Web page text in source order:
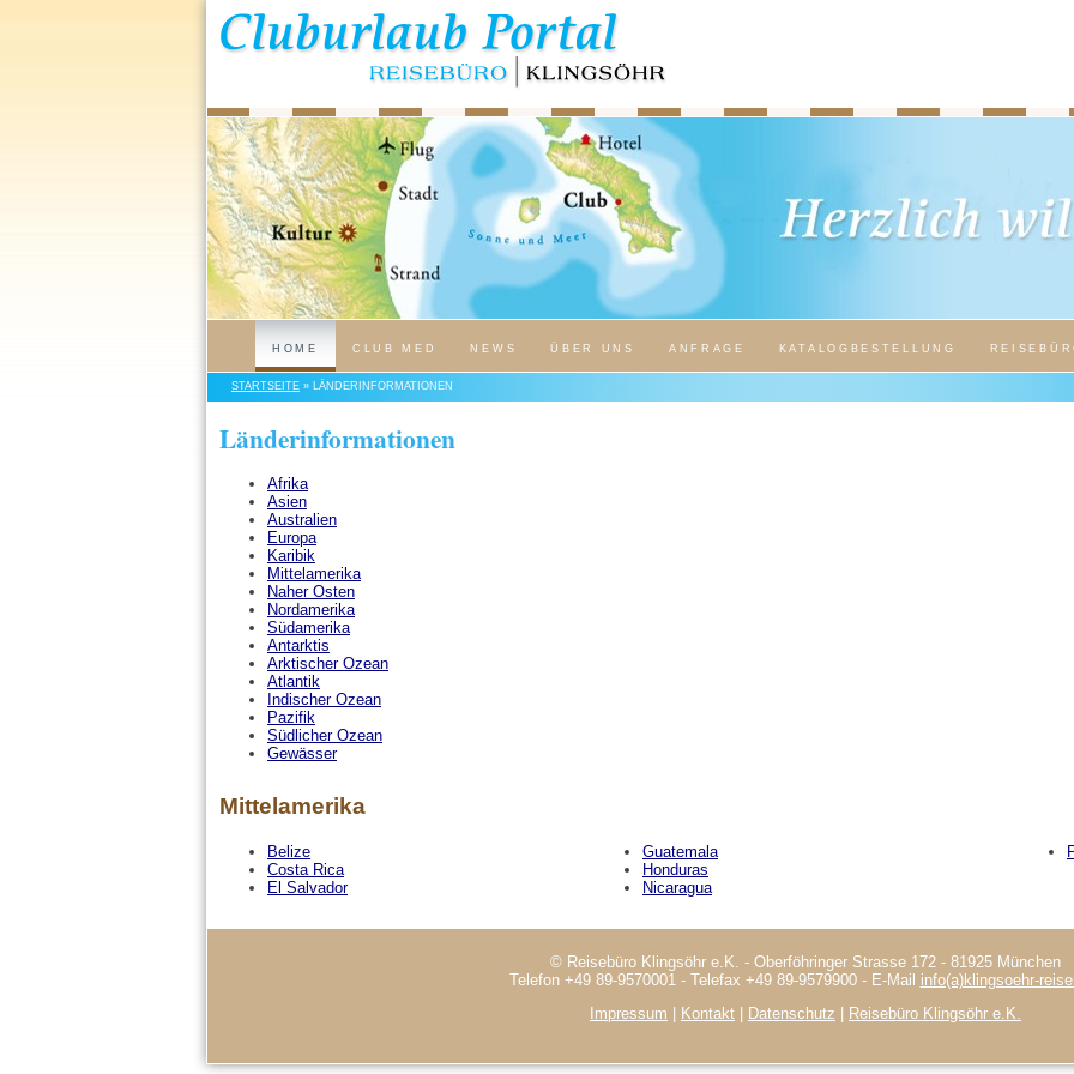
HOME CLUB MED NEWS ÜBER UNS ANFRAGE KATALOGBESTELLUNG
STARTSEITE » LÄNDERINFORMATIONEN
Länderinformationen
Afrika
Asien
Australien
Europa
Karibik
Mittelamerika
Naher Osten
Nordamerika
Südamerika
Antarktis
Arktischer Ozean
Atlantik
Indischer Ozean
Pazifik
Südlicher Ozean
Gewässer
Mittelamerika
Belize
Costa Rica
El Salvador
Guatemala
Honduras
Nicaragua
© Reisebüro Klingsöhr e.K. - Oberföhringer Strasse 172 - 81925 München
Telefon +49 89-9570001 - Telefax +49 89-9579900 - E-Mail info(a)klingsoehr-
Impressum
Kontakt Datenschutz Reisebüro Klingsöhr e.K.